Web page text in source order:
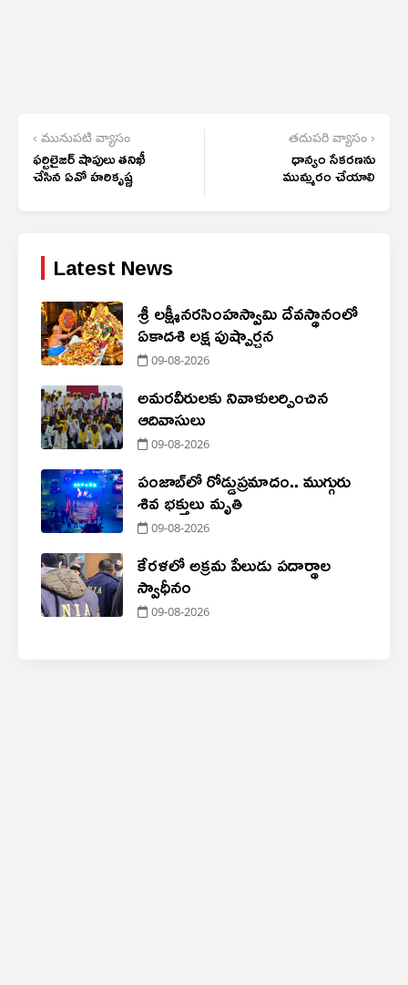
‹ మునుపటి వ్యాసం
ఫర్టిలైజర్ షాపులు తనిఖీ
చేసిన ఏవో హరికృష్ణ
తదుపరి వ్యాసం ›
ధాన్యం సేకరణను
ముమ్మరం చేయాలి
Latest News
శ్రీ లక్ష్మీనరసింహస్వామి దేవస్థానంలో
ఏకాదశి లక్ష పుష్పార్చన
09-08-2026
అమరవీరులకు నివాళులర్పించిన
ఆదివాసులు
09-08-2026
పంజాబ్‌లో రోడ్డుప్రమాదం.. ముగ్గురు
శివ భక్తులు మృతి
09-08-2026
కేరళలో అక్రమ పేలుడు పదార్థాల
స్వాధీనం
09-08-2026